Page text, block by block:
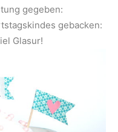
gegeben:
gebacken:
Glasur!